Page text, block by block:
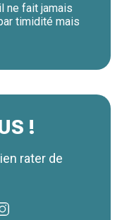
ne fait jamais
timidité mais
!
rater de